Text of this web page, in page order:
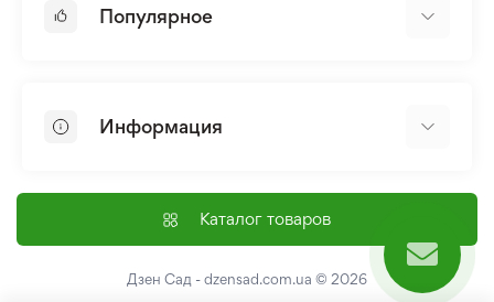
Популярное
Лилия
Семена
Информация
Доставка и оплата
Контакты
Каталог товаров
Дзен Сад - dzensad.com.ua © 2026